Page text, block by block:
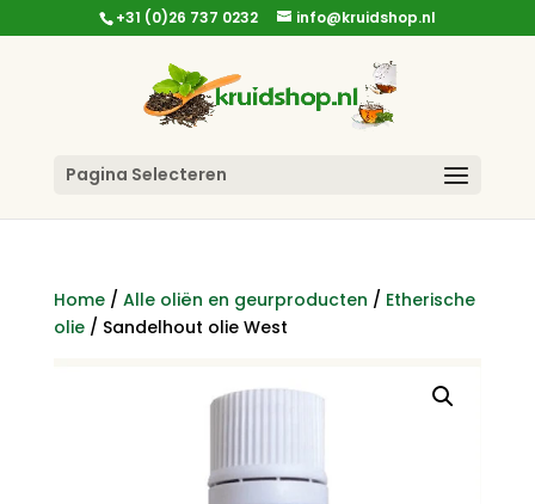
+31 (0)26 737 0232 info@kruidshop.nl
Pagina Selecteren
Home/ Alle oliën en geurproducten / Etherische
olie/ Sandelhout olie West